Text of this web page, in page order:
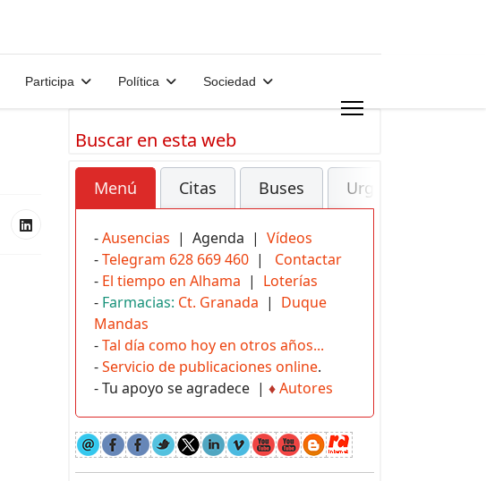
Participa Política Sociedad
Buscar en esta web
Menú Citas Buses Urgencias
-Ausencias | Agenda | Vídeos
-Telegram 628 669 460 | Contactar
- El tiempo en Alhama | Loterías
- Farmacias: Ct. Granada | Duque
Mandas
-Tal día como hoy en otros años...
-Servicio de publicaciones online.
- Tu apoyo se agradece | ♦Autores